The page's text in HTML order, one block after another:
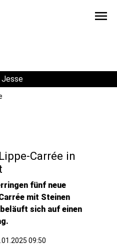
menu
Jesse
Carrée in
fünf neue
mit Steinen
sich auf einen
09:50